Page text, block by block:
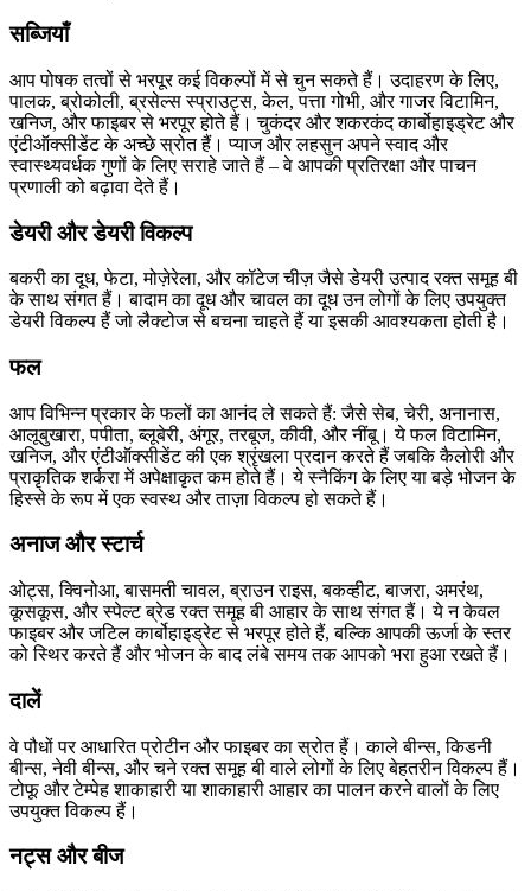
सब्जियाँ
आप पोषक तत्वों से भरपूर कई विकल्पों में से चुन सकते हैं। उदाहरण के लिए,
पालक, ब्रोकोली, ब्रसेल्स स्प्राउट्स, केल, पत्ता गोभी, और गाजर विटामिन,
खनिज, और फाइबर से भरपूर होते हैं। चुकंदर और शकरकंद कार्बोहाइड्रेट और
एंटीऑक्सीडेंट के अच्छे स्रोत हैं। प्याज और लहसुन अपने स्वाद और
स्वास्थ्यवर्धक गुणों के लिए सराहे जाते हैं – वे आपकी प्रतिरक्षा और पाचन
प्रणाली को बढ़ावा देते हैं।
डेयरी और डेयरी विकल्प
बकरी का दूध, फेटा, मोज़ेरेला, और कॉटेज चीज़ जैसे डेयरी उत्पाद रक्त समूह बी
के साथ संगत हैं। बादाम का दूध और चावल का दूध उन लोगों के लिए उपयुक्त
डेयरी विकल्प हैं जो लैक्टोज से बचना चाहते हैं या इसकी आवश्यकता होती है।
फल
आप विभिन्न प्रकार के फलों का आनंद ले सकते हैं: जैसे सेब, चेरी, अनानास,
आलूबुखारा, पपीता, ब्लूबेरी, अंगूर, तरबूज, कीवी, और नींबू। ये फल विटामिन,
खनिज, और एंटीऑक्सीडेंट की एक श्रृंखला प्रदान करते हैं जबकि कैलोरी और
प्राकृतिक शर्करा में अपेक्षाकृत कम होते हैं। ये स्नैकिंग के लिए या बड़े भोजन के
हिस्से के रूप में एक स्वस्थ और ताज़ा विकल्प हो सकते हैं।
अनाज और स्टार्च
ओट्स, क्विनोआ, बासमती चावल, ब्राउन राइस, बकव्हीट, बाजरा, अमरंथ,
कूसकूस, और स्पेल्ट ब्रेड रक्त समूह बी आहार के साथ संगत हैं। ये न केवल
फाइबर और जटिल कार्बोहाइड्रेट से भरपूर होते हैं, बल्कि आपकी ऊर्जा के स्तर
को स्थिर करते हैं और भोजन के बाद लंबे समय तक आपको भरा हुआ रखते हैं।
दालें
वे पौधों पर आधारित प्रोटीन और फाइबर का स्रोत हैं। काले बीन्स, किडनी
बीन्स, नेवी बीन्स, और चने रक्त समूह बी वाले लोगों के लिए बेहतरीन विकल्प हैं।
टोफू और टेम्पेह शाकाहारी या शाकाहारी आहार का पालन करने वालों के लिए
उपयुक्त विकल्प हैं।
नट्स और बीज